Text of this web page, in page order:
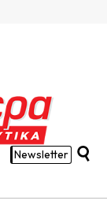
Newsletter